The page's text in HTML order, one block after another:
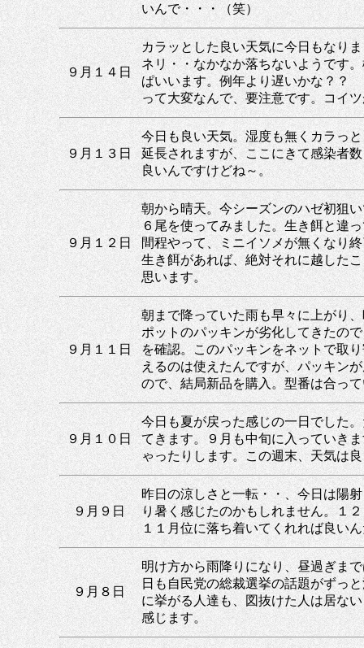
いんで・・・（笑）
９月１４日
カラッとした良い天気に今日もなり
ネリ・・なかなか落ちないようです
ぱいいます。例年より遅いかな？？
って大変なんで、要注意です。コイ
９月１３日
今日も良い天気。湿度も無くカラっ
延長されますが、ここにきて感染者
良いんですけどね～。
９月１２日
朝から晴天。今シーズンのハゼ初狙
６尾を使ってみました。生き餌と違
間程やって、ミニイソメが無くなり
生き餌があれば、絶対それに越した
思います。
９月１１日
朝まで降っていた雨も早々に上がり
ポットのパッキンが劣化してきたの
を確認。このパッキンをネットで取
えるのは使えたんですが、パッキン
ので、結局新品を購入。型番は合っ
９月１０日
今日も夏が戻った感じの一日でした
てきます。９月も中旬に入っていき
ゃったりします。この週末、天気は
９月９日
昨日の涼しさと一転・・、今日は陽
り暑く感じたのかもしれません。１
１１月位に落ち着いてくれれば良い
９月８日
明け方から雨降りになり、昼過ぎま
日も自民党の総裁選挙の話題がずっ
に挙がる人達も、図抜けた人は居な
感じます。